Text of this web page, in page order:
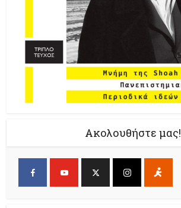
Ακολουθήστε μας!